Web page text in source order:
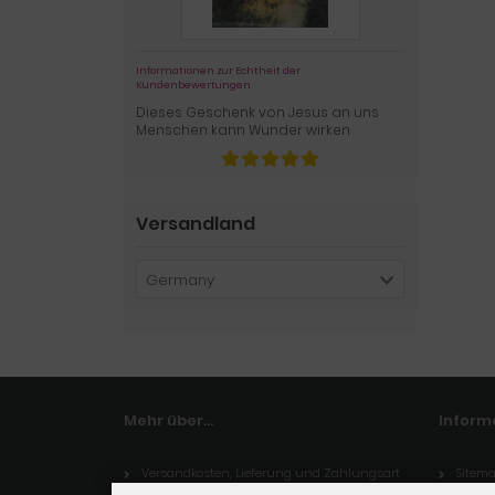
Informationen zur Echtheit der
Kundenbewertungen
Dieses Geschenk von Jesus an uns
Menschen kann Wunder wirken
Versandland
Germany
Mehr über...
Versandkosten, Lieferung und Zahlungsart